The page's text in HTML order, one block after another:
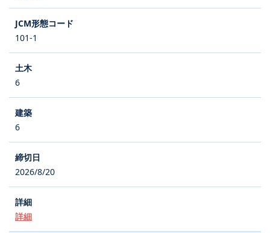
101-1
6
6
2026/8/20
詳細